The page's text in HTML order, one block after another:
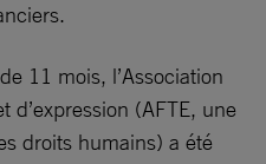
11 mois, l’Association
d’expression (AFTE, une
droits humains) a été